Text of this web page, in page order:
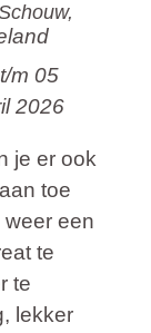
m 05
2026
je er ook
toe
weer een
te
te
lekker